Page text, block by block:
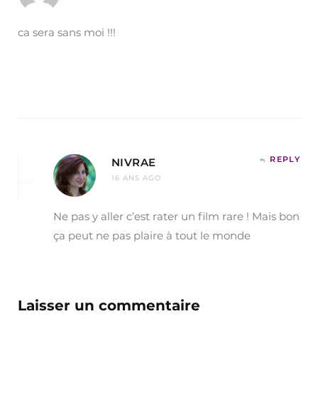
ca sera sans moi !!!
NIVRAE
16 ANS AGO
REPLY
Ne pas y aller c’est rater un film rare ! Mais bon
ça peut ne pas plaire à tout le monde
Laisser un commentaire